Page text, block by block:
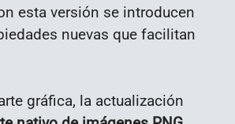
esta versión se introducen
nuevas que facilitan
gráfica, la actualización